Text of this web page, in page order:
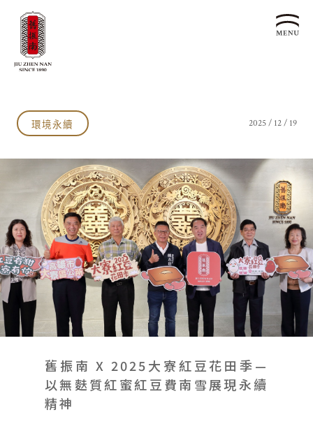
歷史沿革
文化生活誌
24節氣文化
漢餅文化
漢餅文化館
文化體驗
產品服務
產品介紹
企業客製贈禮區
預約品鑑
喜餅預約
企業永續
企業永續發展 ESG
永續新聞集
利害關係人
最新消息
聯絡我們
全台據點
客服中心
會員禮遇
線上購物 會員禮遇 企業客製
環境永續 2025 / 12 / 19
舊振南 X 2025大寮紅豆花田季—
以無麩質紅蜜紅豆費南雪展現永續
精神